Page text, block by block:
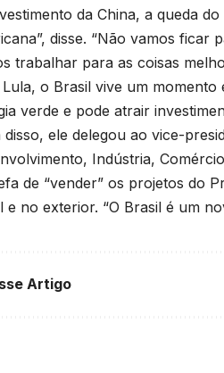
da China, a queda
disse. “Não vamos ficar
trabalhar para as coisas
o Brasil vive um
verde e pode atrair
disso, ele delegou ao vice-
Indústria,
de “vender” os projetos do
e no exterior. “O Brasil é um
Artigo